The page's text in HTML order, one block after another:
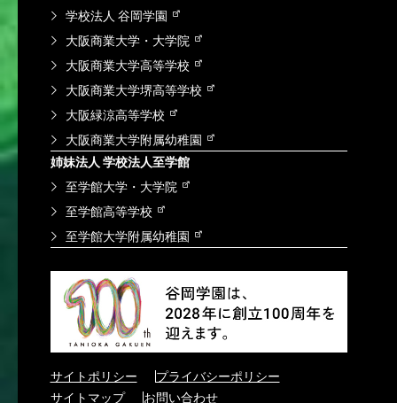
学校法人 谷岡学園
大阪商業大学・大学院
大阪商業大学高等学校
大阪商業大学堺高等学校
大阪緑涼高等学校
大阪商業大学附属幼稚園
姉妹法人 学校法人至学館
至学館大学・大学院
至学館高等学校
至学館大学附属幼稚園
サイトポリシー
プライバシーポリシー
サイトマップ
お問い合わせ